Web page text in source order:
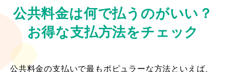
公共料金は何で払うのがいい？
お得な支払方法をチェック
公共料金の支払いで最もポピュラーな方法といえば、